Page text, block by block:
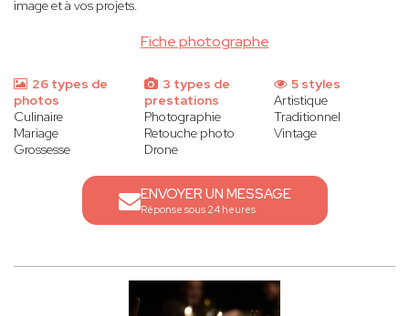
Fiche photographe
image et à vos projets.
26 types de
photos
Culinaire
Mariage
Grossesse
3 types de
prestations
Photographie
Retouche photo
Drone
5 styles
Artistique
Traditionnel
Vintage
ENVOYER UN MESSAGE
Réponse sous 24 heures